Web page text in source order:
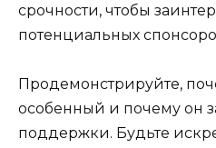
срочности, чтобы
потенциальных
Продемонстрируйте,
особенный и почему он
поддержки. Будьте